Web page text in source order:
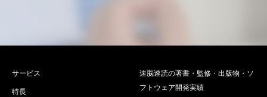
サービス
特長
速脳速読の著書・監修・出版物・ソ
フトウェア開発実績